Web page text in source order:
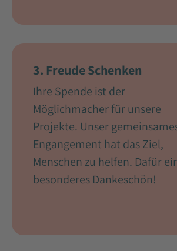
3. Freude Schenken
Ihre Spende ist der
Möglichmacher für unsere
Projekte. Unser
Engangement hat das Ziel,
Menschen zu helfen. Dafür
besonderes Dankeschön!